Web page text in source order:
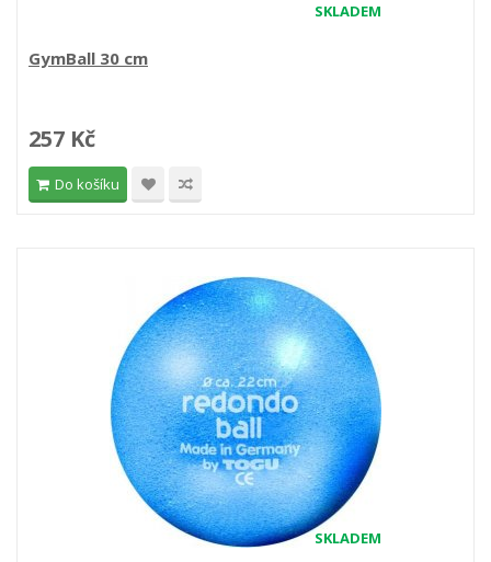
SKLADEM
GymBall 30 cm
257 Kč
Do košíku
SKLADEM